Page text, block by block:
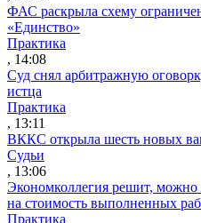
ФАС раскрыла схему
«Единство»
Практика
, 14:08
Суд снял арбитражную
истца
Практика
, 13:11
ВККС открыла шесть новых
Судьи
, 13:06
Экономколлегия решит,
на стоимость выполненных
Практика